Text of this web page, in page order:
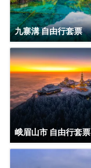
九寨溝 自由行套票
峨眉山市 自由行套票